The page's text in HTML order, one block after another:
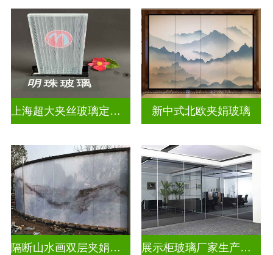
上海超大夹丝玻璃定制公司 新中式北欧夹娟玻璃
隔断山水画双层夹娟玻璃 展示柜玻璃厂家生产安装